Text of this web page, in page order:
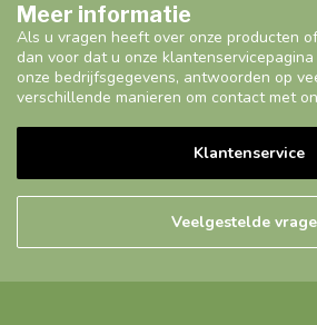
Meer informatie
Als u vragen heeft over onze producten
dan voor dat u onze
onze bedrijfsgegevens, antwoorden op
verschillende manieren om contact met
Klantenservice
Veelgestelde